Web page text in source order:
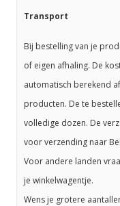
Transport
Bij bestelling van je
of eigen afhaling. De
automatisch berekend
producten. De te
volledige dozen. De
voor verzending naar
Voor andere landen
je winkelwagentje.
Wens je grotere